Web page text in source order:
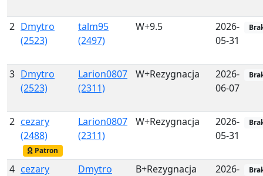
2 Dmytro
(2523)
talm95
(2497)
W+9.5
2026-
05-31
3 Dmytro
(2523)
Larion0807
(2311)
W+Rezygnacja
2026-
06-07
2 cezary
(2488)
Patron
Larion0807
(2311)
W+Rezygnacja
2026-
05-31
4 cezary
Dmytro
B+Rezygnacja
2026-